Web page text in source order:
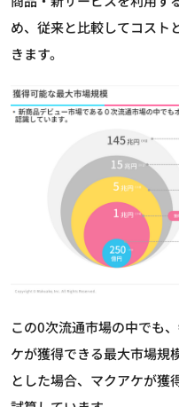
め、従来と比較してコスト
きます。
この0次流通市場の中でも
ケが獲得できる最大市場規
とした場合、マクアケが獲